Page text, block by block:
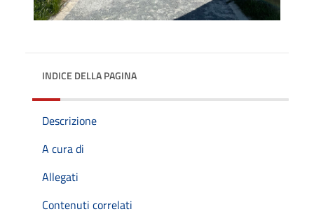
INDICE DELLA PAGINA
Descrizione
A cura di
Allegati
Contenuti correlati